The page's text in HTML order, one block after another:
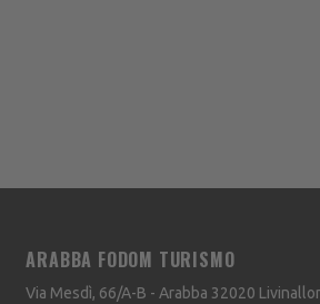
ARABBA FODOM TURISMO
Via Mesdì, 66/A-B - Arabba 32020